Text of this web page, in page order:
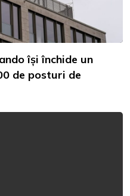
își închide un
de posturi de